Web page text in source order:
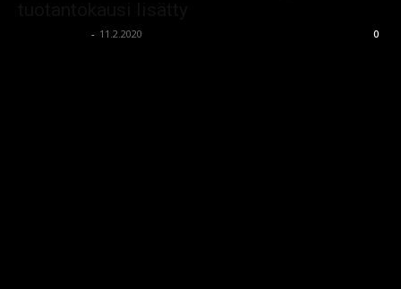
- 11.2.2020 0